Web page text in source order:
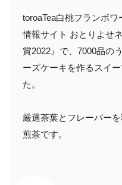
toroaTea白桃フランボ
情報サイト おとりよせ
賞2022』で、7000品の
ーズケーキを作るスイ
た。
厳選茶葉とフレーバー
煎茶です。